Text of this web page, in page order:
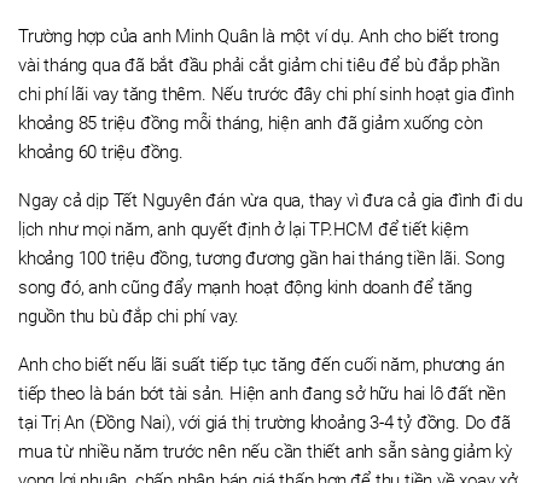
Trường hợp của anh Minh Quân là một ví dụ. Anh cho biết trong
vài tháng qua đã bắt đầu phải cắt giảm chi tiêu để bù đắp phần
chi phí lãi vay tăng thêm. Nếu trước đây chi phí sinh hoạt gia đình
khoảng 85 triệu đồng mỗi tháng, hiện anh đã giảm xuống còn
khoảng 60 triệu đồng.
Ngay cả dịp Tết Nguyên đán vừa qua, thay vì đưa cả gia đình đi du
lịch như mọi năm, anh quyết định ở lại TP.HCM để tiết kiệm
khoảng 100 triệu đồng, tương đương gần hai tháng tiền lãi. Song
song đó, anh cũng đẩy mạnh hoạt động kinh doanh để tăng
nguồn thu bù đắp chi phí vay.
Anh cho biết nếu lãi suất tiếp tục tăng đến cuối năm, phương án
tiếp theo là bán bớt tài sản. Hiện anh đang sở hữu hai lô đất nền
tại Trị An (Đồng Nai), với giá thị trường khoảng 3-4 tỷ đồng. Do đã
mua từ nhiều năm trước nên nếu cần thiết anh sẵn sàng giảm kỳ